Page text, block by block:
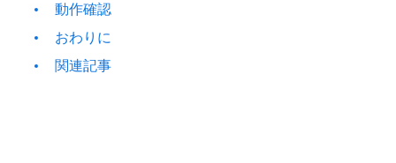
動作確認
おわりに
関連記事